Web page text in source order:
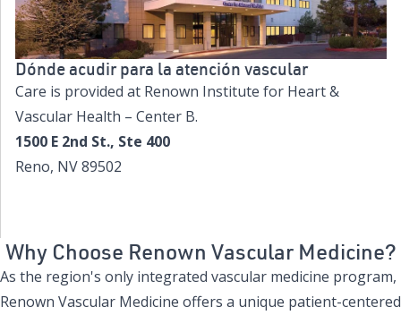
Dónde acudir para la atención vascular
Care is provided at Renown Institute for Heart &
Vascular Health – Center B.
1500 E 2nd St., Ste 400
Reno, NV 89502
Why Choose Renown Vascular Medicine?
As the region's only integrated vascular medicine program,
Renown Vascular Medicine offers a unique patient-centered